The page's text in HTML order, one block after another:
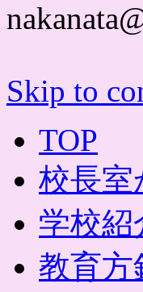
Skip to
TOP
校長室
学校紹
教育方